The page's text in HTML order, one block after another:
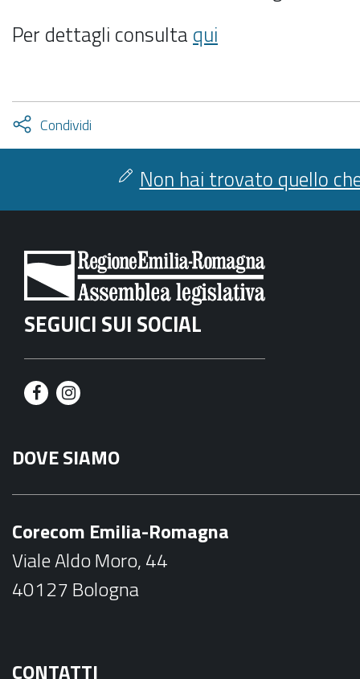
Per dettagli consulta qui
Condividi
facebook
twitter
Attiva
condividi
Non hai trovato quello
SEGUICI SUI SOCIAL
F
c
e
k
I
s
t
a
DOVE SIAMO
Corecom Emilia-Romagna
Viale Aldo Moro, 44
40127 Bologna
CONTATTI